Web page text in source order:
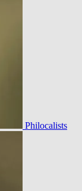
Philocalists